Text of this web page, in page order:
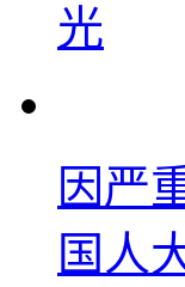
光
因严
国人